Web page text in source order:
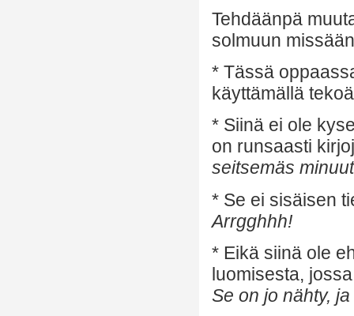
Tehdäänpä
solmuun
* Tässä
käyttämällä
* Siinä ei ole
on runsaasti
seitsemäs
* Se ei sisäisen
Arrgghhh!
* Eikä siinä ole
luomisesta,
Se on jo nähty,